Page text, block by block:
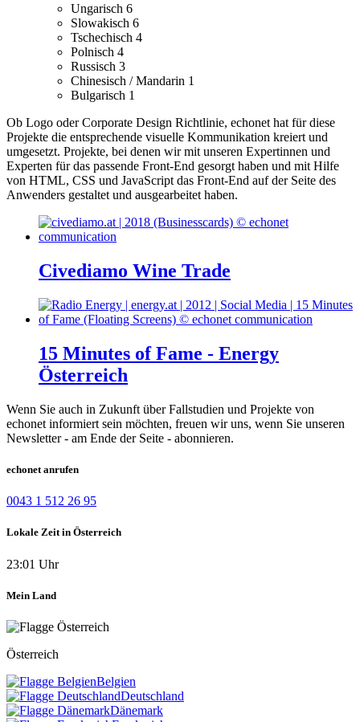
Ungarisch 6
Slowakisch 6
Tschechisch 4
Polnisch 4
Russisch 3
Chinesisch / Mandarin 1
Bulgarisch 1
Ob Logo oder Corporate Design Richtlinie, echonet hat für diese
Projekte die entsprechende visuelle Kommunikation kreiert und
umgesetzt. Projekte, bei denen wir mit unseren Expertinnen und
Experten für das passende Front-End gesorgt haben und mit Hilfe
von HTML, CSS und JavaScript das Front-End auf der Seite des
Anwenders gestaltet und ausgearbeitet haben.
Civediamo Wine Trade
15 Minutes of Fame - Energy
Österreich
Wenn Sie auch in Zukunft über Fallstudien und Projekte von
echonet informiert sein möchten, freuen wir uns, wenn Sie unseren
Newsletter - am Ende der Seite - abonnieren.
echonet anrufen
0043 1 512 26 95
Lokale Zeit in Österreich
23:01 Uhr
Mein Land
Österreich
Belgien
Deutschland
Dänemark